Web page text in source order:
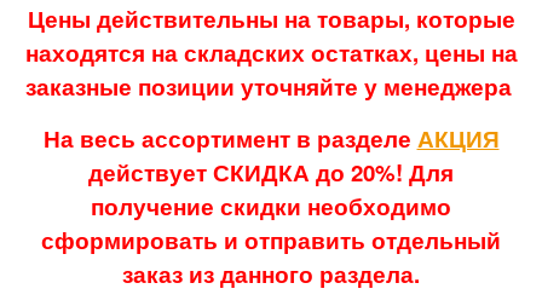
Цены действительны на товары, которые
находятся на складских остатках, цены на
заказные позиции уточняйте у менеджера
На весь ассортимент в разделе АКЦИЯ
действует СКИДКА до 20%! Для
получение скидки необходимо
сформировать и отправить отдельный
заказ из данного раздела.